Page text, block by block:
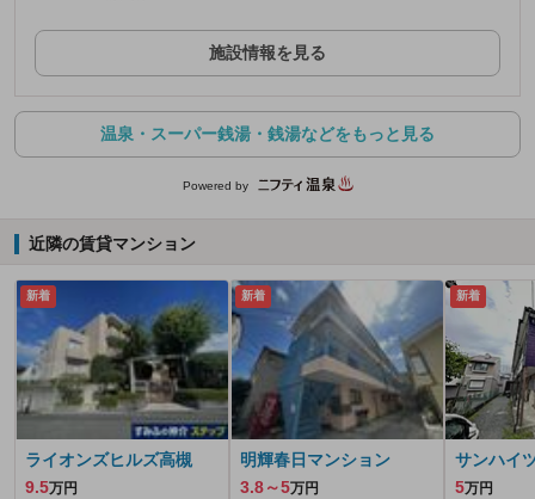
施設情報を見る
温泉・スーパー銭湯・銭湯などをもっと見る
Powered by
近隣の賃貸マンション
新着
ライオンズヒルズ高槻
9.5万円
新着
明輝春日マンション
3.8～5万円
新着
サンハイ
5万円